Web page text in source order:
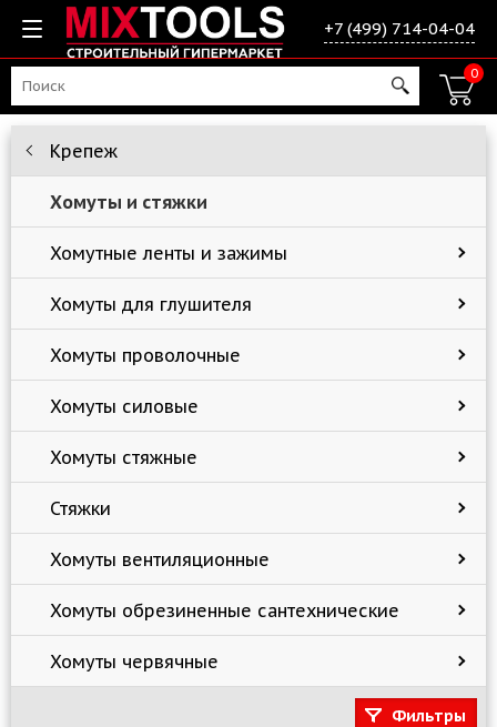
+7 (499) 714-04-04
0
Крепеж
Хомуты и стяжки
Хомутные ленты и зажимы
Хомуты для глушителя
Хомуты проволочные
Хомуты силовые
Хомуты стяжные
Стяжки
Хомуты вентиляционные
Хомуты обрезиненные cантехнические
Хомуты червячные
Фильтры